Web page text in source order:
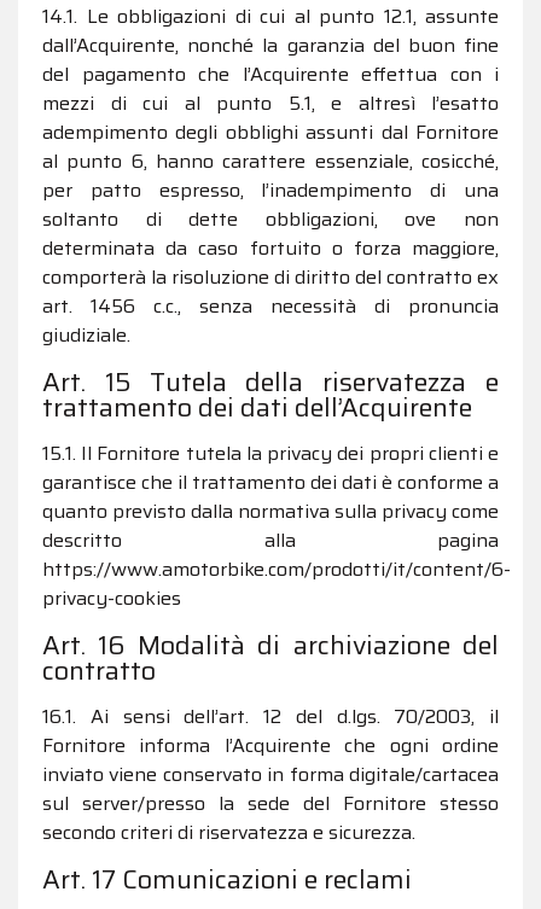
14.1. Le obbligazioni di cui al punto 12.1, assunte
dall’Acquirente, nonché la garanzia del buon fine
del pagamento che l’Acquirente effettua con i
mezzi di cui al punto 5.1, e altresì l’esatto
adempimento degli obblighi assunti dal Fornitore
al punto 6, hanno carattere essenziale, cosicché,
per patto espresso, l’inadempimento di una
soltanto di dette obbligazioni, ove non
determinata da caso fortuito o forza maggiore,
comporterà la risoluzione di diritto del contratto ex
art. 1456 c.c., senza necessità di pronuncia
giudiziale.
Art. 15 Tutela della riservatezza e
trattamento dei dati dell’Acquirente
15.1. Il Fornitore tutela la privacy dei propri clienti e
garantisce che il trattamento dei dati è conforme a
quanto previsto dalla normativa sulla privacy come
descritto alla pagina
https://www.amotorbike.com/prodotti/it/content/6-
privacy-cookies
Art. 16 Modalità di archiviazione del
contratto
16.1. Ai sensi dell’art. 12 del d.lgs. 70/2003, il
Fornitore informa l’Acquirente che ogni ordine
inviato viene conservato in forma digitale/cartacea
sul server/presso la sede del Fornitore stesso
secondo criteri di riservatezza e sicurezza.
Art. 17 Comunicazioni e reclami